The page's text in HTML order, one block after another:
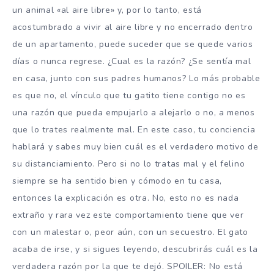
un animal «al aire libre» y, por lo tanto, está
acostumbrado a vivir al aire libre y no encerrado dentro
de un apartamento, puede suceder que se quede varios
días o nunca regrese. ¿Cual es la razón? ¿Se sentía mal
en casa, junto con sus padres humanos? Lo más probable
es que no, el vínculo que tu gatito tiene contigo no es
una razón que pueda empujarlo a alejarlo o no, a menos
que lo trates realmente mal. En este caso, tu conciencia
hablará y sabes muy bien cuál es el verdadero motivo de
su distanciamiento. Pero si no lo tratas mal y el felino
siempre se ha sentido bien y cómodo en tu casa,
entonces la explicación es otra. No, esto no es nada
extraño y rara vez este comportamiento tiene que ver
con un malestar o, peor aún, con un secuestro. El gato
acaba de irse, y si sigues leyendo, descubrirás cuál es la
verdadera razón por la que te dejó. SPOILER: No está